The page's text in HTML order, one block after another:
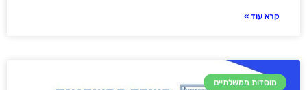
קרא עוד »
מוסדות ממשלתיים